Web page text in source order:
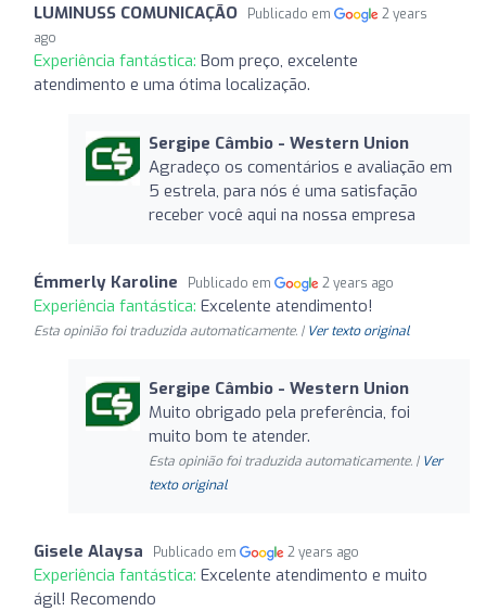
LUMINUSS COMUNICAÇÃO Publicado em
2 years
ago
Experiência fantástica: Bom preço, excelente
atendimento e uma ótima localização.
Sergipe Câmbio - Western Union
Agradeço os comentários e avaliação em
5 estrela, para nós é uma satisfação
receber você aqui na nossa empresa
Émmerly Karoline Publicado em 2 years ago
Experiência fantástica: Excelente atendimento!
Esta opinião foi traduzida automaticamente. | Ver texto original
Sergipe Câmbio - Western Union
Muito obrigado pela preferência, foi
muito bom te atender.
Esta opinião foi traduzida automaticamente. | Ver
texto original
Gisele Alaysa Publicado em 2 years ago
Experiência fantástica: Excelente atendimento e muito
ágil! Recomendo